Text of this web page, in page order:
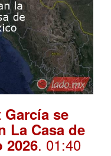
García se
La Casa de
2026. 01:40